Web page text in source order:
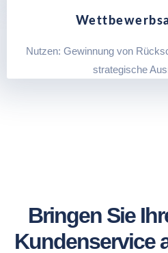
Nutzen: Gewinnung von
strategische
Bringen Sie
Kundenservice